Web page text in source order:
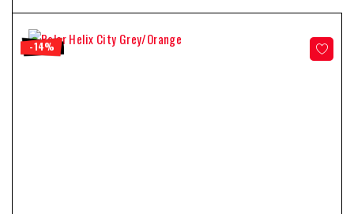
-14%